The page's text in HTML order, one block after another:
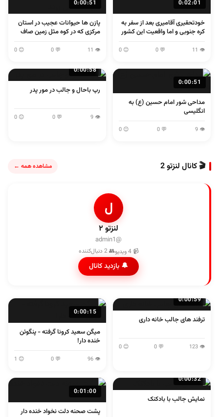
0:02:01
خودتحقیری آقامیری بعد از سفر به
کره جنوبی و اما واقعیت این کشور
👁 11
💬 0
😊 0
0:00:51
پازن ها حیوانات عجیب در استان
مرکزی که در کوه مثل زمین صاف
👁 11
💬 0
😊 0
0:00:51
مداحی شور امام حسین (ع) به
انگلیسی
👁 9
💬 0
😊 0
0:00:58
رپ باحال و جالب در مور پدر
👁 9
💬 0
😊 0
🎬 کانال لنزتو 2 مشاهده همه ←
ل
لنزتو ۲
@admin1
📹 4 ویدیو 👥 2 دنبال‌کننده
🔔 بازدید کانال
0:00:59
ترفند های جالب خانه داری
👁 123
💬 0
😊 0
0:00:15
میگن سعید کرونا گرفته - پنگوئن
خنده دار!
👁 96
💬 0
😊 1
0:00:32
نمایش جالب با بادکنک
0:01:00
پشت صحنه دلت نخواد خنده دار